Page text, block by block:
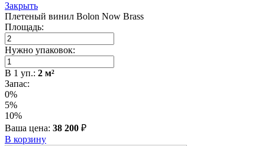
Закрыть
Плетеный винил Bolon Now Brass
Площадь:
Нужно упаковок:
В 1 уп.: 2 м²
Запас:
0%
5%
10%
Ваша цена: 38 200 ₽
В корзину